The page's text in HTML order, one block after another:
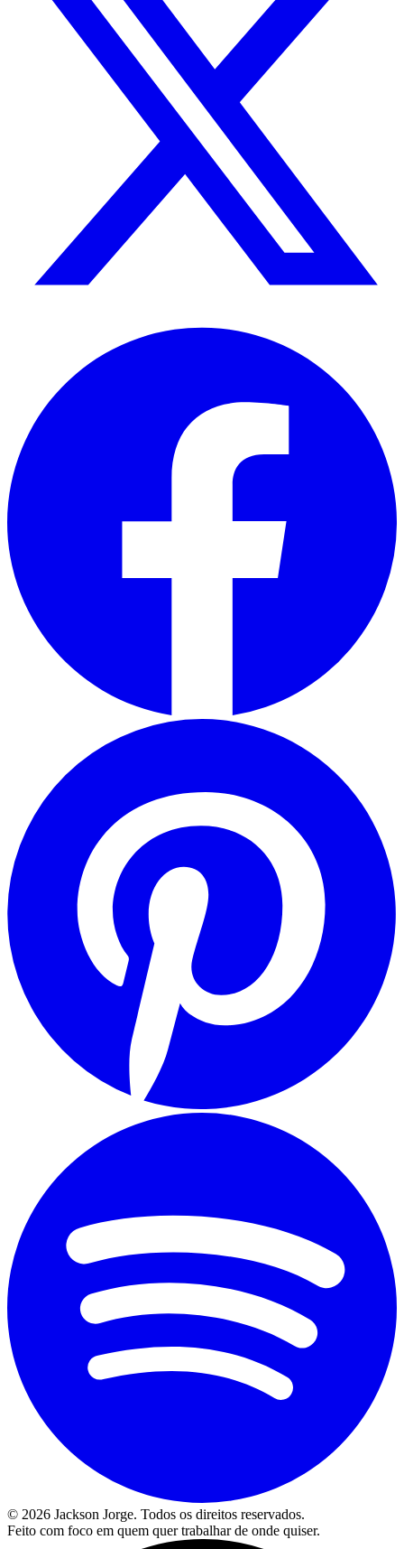
© 2026 Jackson Jorge. Todos os direitos reservados.
Feito com foco em quem quer trabalhar de onde quiser.